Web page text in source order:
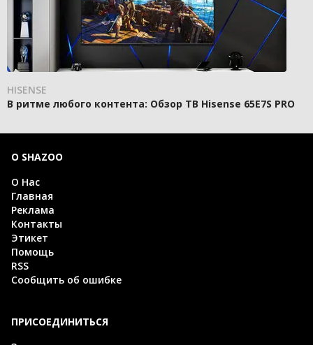
HISENSE
В ритме любого контента: Обзор ТВ Hisense 65E7S PRO
О SHAZOO
О Нас
Главная
Реклама
Контакты
Этикет
Помощь
RSS
Сообщить об ошибке
ПРИСОЕДИНИТЬСЯ